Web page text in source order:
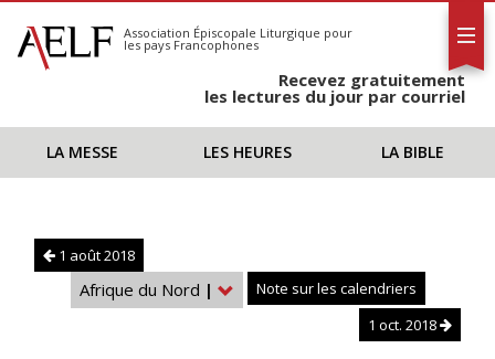
S'abonner
Calendrier
Association Épiscopale Liturgique pour
les pays Francophones
Recevez gratuitement
les lectures du jour par courriel
LA MESSE LES HEURES LA BIBLE
1 août 2018
Afrique du Nord |
Note sur les calendriers
1 oct. 2018